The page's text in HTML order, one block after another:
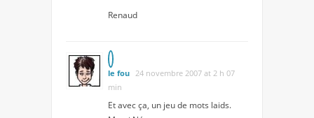
Renaud
le fou 24 novembre 2007 at 2 h 07
min
Et avec ça, un jeu de mots laids.